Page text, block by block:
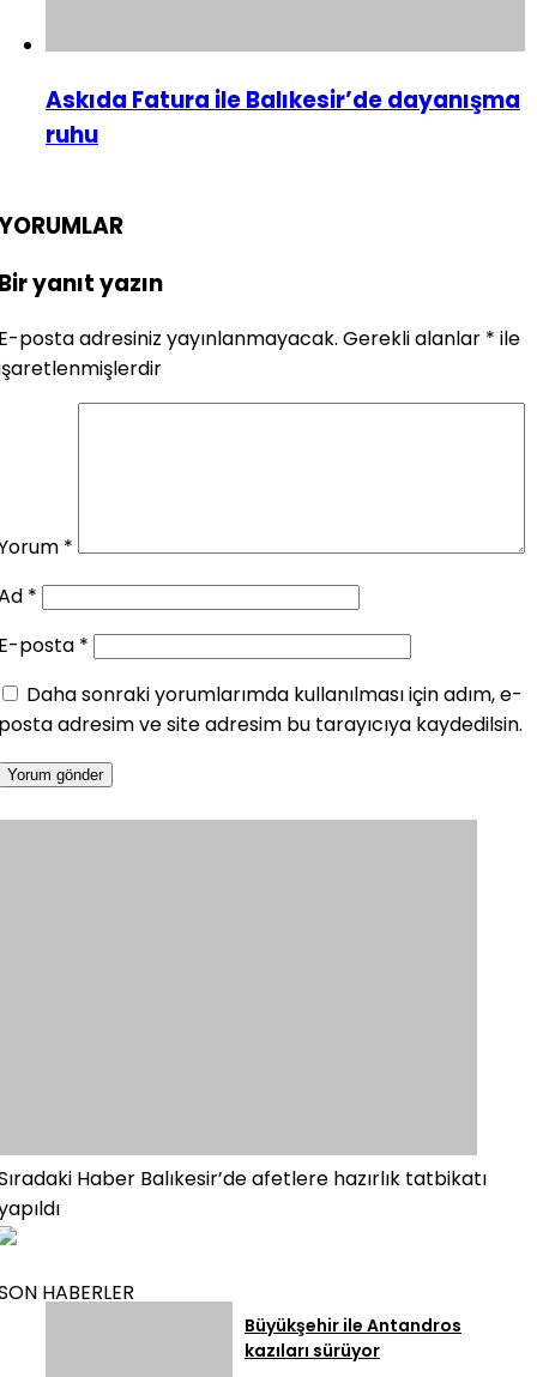
Askıda Fatura ile Balıkesir’de dayanışma
ruhu
yanıt yazın
posta adresiniz yayınlanmayacak. Gerekli alanlar * ile
*
*
posta *
Daha sonraki yorumlarımda kullanılması için adım, e-
adresim ve site adresim bu tarayıcıya kaydedilsin.
Haber Balıkesir’de afetlere hazırlık tatbikatı
HABERLER
Büyükşehir ile Antandros
kazıları sürüyor